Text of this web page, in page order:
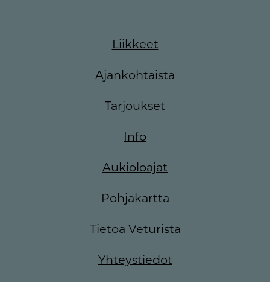
Liikkeet
Ajankohtaista
Tarjoukset
Info
Aukioloajat
Pohjakartta
Tietoa Veturista
Yhteystiedot